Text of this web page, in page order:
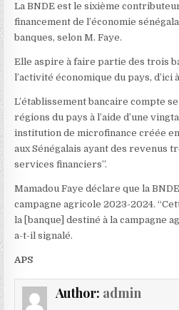
La BNDE est le sixième
financement de l’économie
banques, selon M. Faye.
Elle aspire à faire partie des trois
l’activité économique du pays, d’ici
L’établissement bancaire compte
régions du pays à l’aide d’une
institution de microfinance créée
aux Sénégalais ayant des revenus
services financiers”.
Mamadou Faye déclare que la
campagne agricole 2023-2024.
la [banque] destiné à la campagne
a-t-il signalé.
APS
Author: admin